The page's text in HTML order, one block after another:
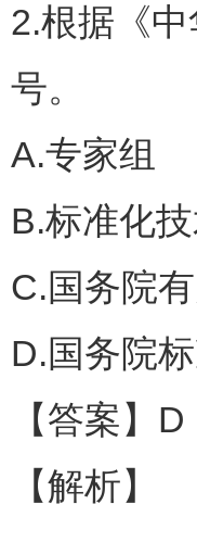
2.根据《
号。
A.专家组
B.标准化
C.国务院
D.国务院
【答案】D
【解析】